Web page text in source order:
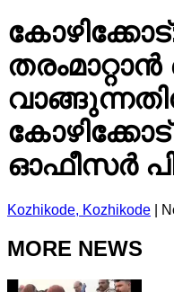
ഓഫീസർ
Kozhikode, Kozhikode
MORE NEWS